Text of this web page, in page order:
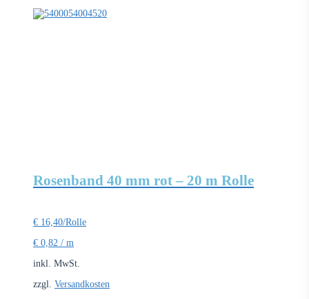
Rosenband 40 mm rot – 20 m Rolle
€ 16,40/Rolle
€ 0,82 / m
inkl. MwSt.
zzgl. Versandkosten